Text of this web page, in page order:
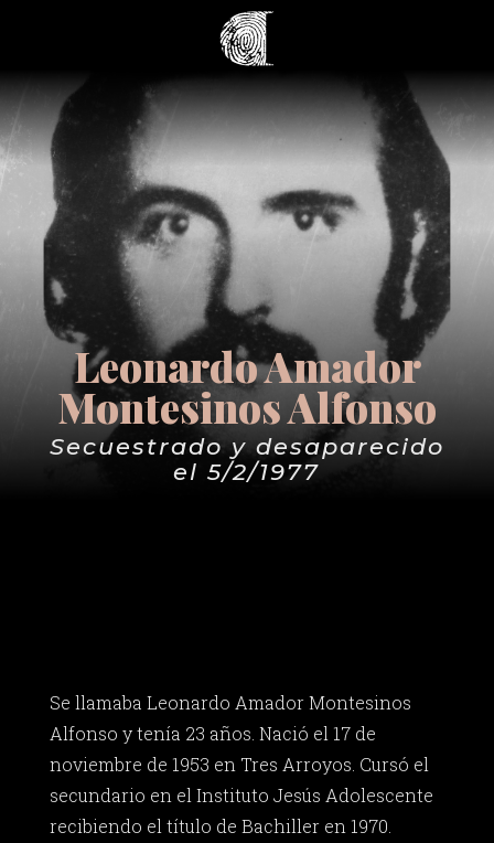
Leonardo Amador
Montesinos Alfonso
Secuestrado y desaparecido
el 5/2/1977
Se llamaba Leonardo Amador Montesinos
Alfonso y tenía 23 años. Nació el 17 de
noviembre de 1953 en Tres Arroyos. Cursó el
secundario en el Instituto Jesús Adolescente
recibiendo el título de Bachiller en 1970.